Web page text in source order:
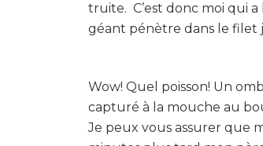
truite. C’est donc moi qui
géant pénètre dans le filet
Wow! Quel poisson! Un
capturé à la mouche au
Je peux vous assurer que